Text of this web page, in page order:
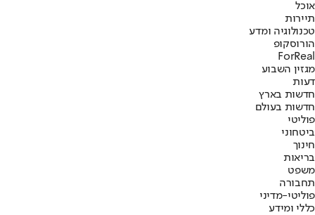
אוכל
תיירות
טכנולוגיה ומדע
הורוסקופ
ForReal
מגזין השבוע
דעות
חדשות בארץ
חדשות בעולם
פוליטי
ביטחוני
חינוך
בריאות
משפט
תחבורה
פוליטי-מדיני
כללי ומידע